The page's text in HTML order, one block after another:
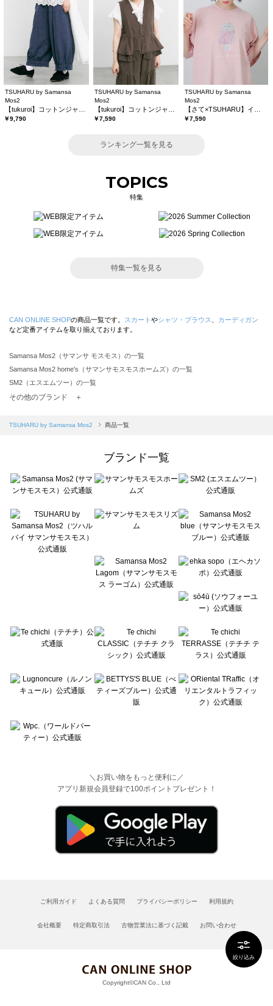
絞り込み
TSUHARU by Samansa
Mos2
￥9,790
TSUHARU by Samansa
Mos2
￥7,590
TSUHARU by Samansa
Mos2
￥7,590
ランキング一覧を見る
TOPICS
特集
特集一覧を見る
CAN ONLINE SHOPの商品一覧です。 スカート やシャツ・ブラウス
カーディガン
など定番アイテムを取り揃えております。
Samansa Mos2（サマンサ モスモス）の一覧
Samansa Mos2 home's（サマンサモスモスホームズ）の一覧
SM2（エスエムツー）の一覧
TSUHARU by Samansa Mos2（ツハルバイサマンサモスモス）の一覧
Samansa Mos2 blue（サマンサモスモス ブルー）の一覧
Te chichi（テチチ）の一覧
Te chichi CLASSIC（テチチ クラシック）の一覧
Lugnoncure（ルノンキュール）の一覧
BETTY'S BLUE（べティーズブルー）の一覧
Wpc.（ワールドパーティー）の一覧
その他のブランド ＋
TSUHARU by Samansa Mos2 商品一覧
ブランド一覧
＼お買い物をもっと便利に／
アプリ新規会員登録で100ポイントプレゼント！
ご利用ガイド よくある質問 プライバシーポリシー 利用規約
会社概要 特定商取引法 古物営業法に基づく記載 お問い合わせ
Copyright©CAN Co., Ltd